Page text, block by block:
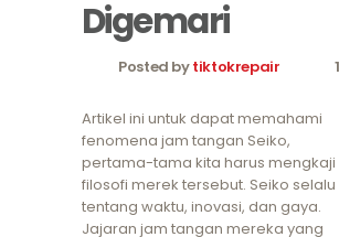
Digemari
Posted bytiktokrepair 1
Artikel ini untuk dapat memahami
fenomena jam tangan Seiko,
pertama-tama kita harus mengkaji
filosofi merek tersebut. Seiko selalu
tentang waktu, inovasi, dan gaya.
Jajaran jam tangan mereka yang